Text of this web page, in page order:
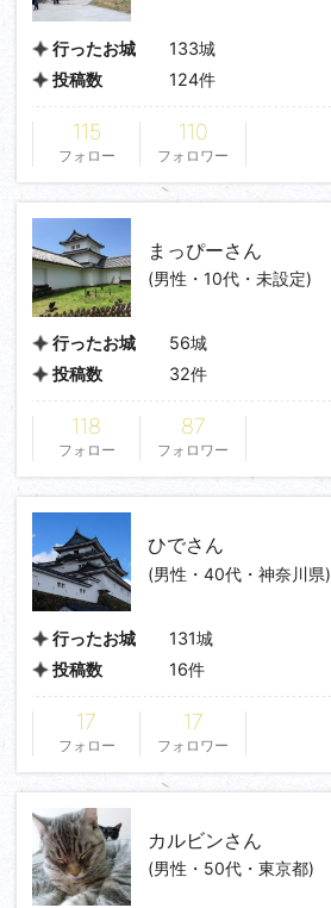
行ったお城 133城
投稿数 124件
115
フォロー
110
フォロワー
まっぴーさん
(男性・10代・未設定)
行ったお城 56城
投稿数 32件
118
フォロー
87
フォロワー
ひでさん
(男性・40代・神奈川県)
行ったお城 131城
投稿数 16件
17
フォロー
17
フォロワー
カルビンさん
(男性・50代・東京都)